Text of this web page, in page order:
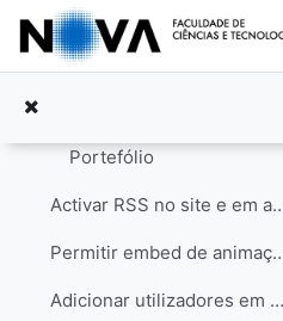
Ir para o conteúdo principal
Conteúdos Multimédia
Portefólio
Activar RSS no
Permitir embed de animações e
Adicionar utilizadores em massa a partir de um ficheiro txt